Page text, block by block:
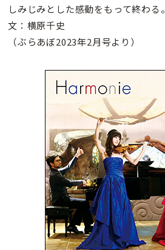
しみじみとした感動をもって終わる。
文：横原千史
（ぶらあぼ2023年2月号より）